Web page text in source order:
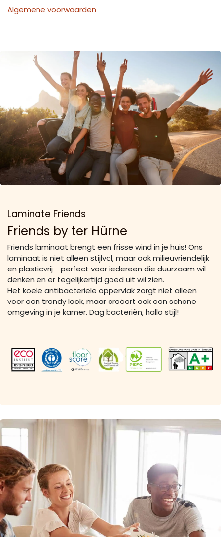
Algemene voorwaarden
Laminate Friends
Friends by ter Hürne
Friends laminaat brengt een frisse wind in je huis! Ons
laminaat is niet alleen stijlvol, maar ook milieuvriendelijk
en plasticvrij - perfect voor iedereen die duurzaam wil
denken en er tegelijkertijd goed uit wil zien.
Het koele antibacteriële oppervlak zorgt niet alleen
voor een trendy look, maar creëert ook een schone
omgeving in je kamer. Dag bacteriën, hallo stijl!